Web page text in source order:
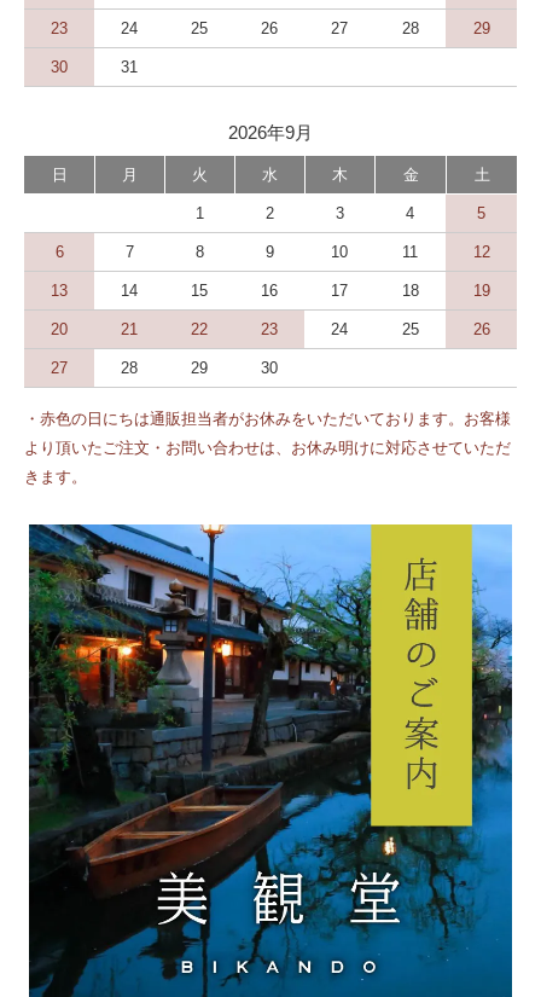
23 24 25 26 27 28 29
30 31
2026年9月
日 月 火 水 木 金 土
1 2 3 4 5
6 7 8 9 10 11 12
13 14 15 16 17 18 19
20 21 22 23 24 25 26
27 28 29 30
・赤色の日にちは通販担当者がお休みをいただいております。お客様
より頂いたご注文・お問い合わせは、お休み明けに対応させていただ
きます。